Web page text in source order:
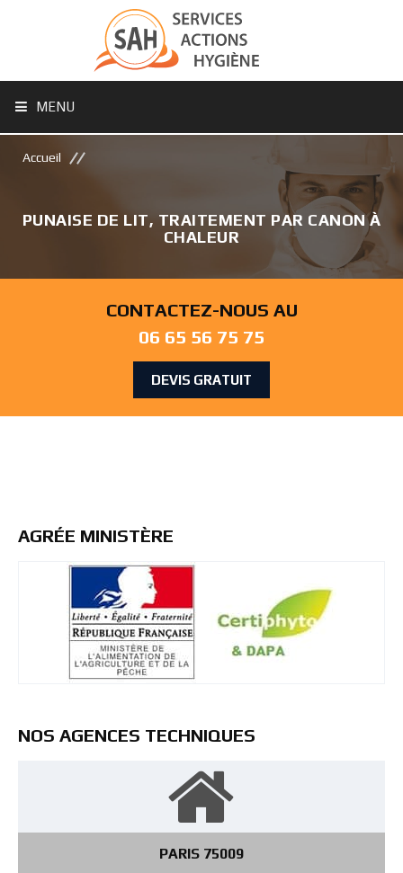
MENU
Accueil
PUNAISE DE LIT, TRAITEMENT PAR CANON À
CHALEUR
CONTACTEZ-NOUS AU
06 65 56 75 75
DEVIS GRATUIT
AGRÉE MINISTÈRE
NOS AGENCES TECHNIQUES
PARIS 75009